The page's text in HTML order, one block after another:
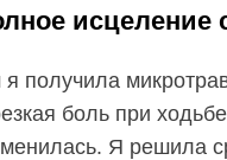
исцеление
получила
боль при
Я решила